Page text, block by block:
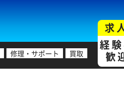
修理・サポート 買取
求
経
歓